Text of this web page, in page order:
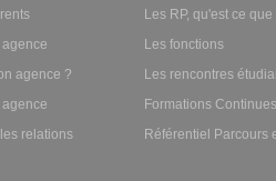
agence ?
relations
Les RP, qu'est ce que
Les fonctions
Les rencontres
Formations Continues
Référentiel Parcours